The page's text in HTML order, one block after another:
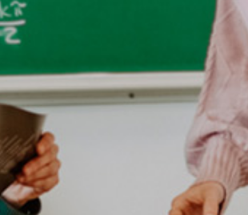
Le cégep
Notre collège
Services à la population
Stages et emplois pour étudiants
Communications